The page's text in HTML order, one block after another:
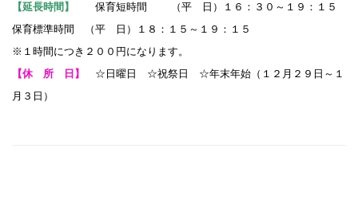
【延長時間】
保育短時間 （平 日）１６：３０～１９：１５
保育標準時間 （平 日）１８：１５～１９：１５
※１時間につき２００円になります。
【休 所 日】
☆日曜日 ☆祝祭日 ☆年末年始（１２月２９日～１
月３日）